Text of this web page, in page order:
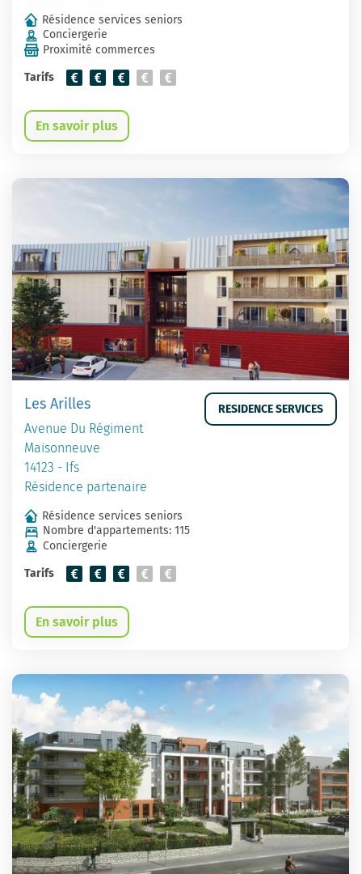
Résidence services seniors
Conciergerie
Proximité commerces
Tarifs
En savoir plus
Les Arilles
Avenue Du Régiment
Maisonneuve
14123 - Ifs
Résidence partenaire
RESIDENCE SERVICES
Résidence services seniors
Nombre d'appartements: 115
Conciergerie
Tarifs
En savoir plus